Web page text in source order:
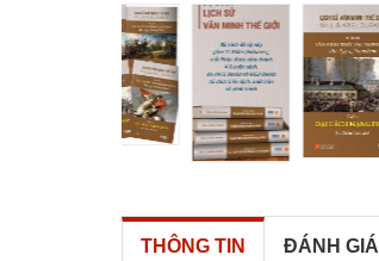
THÔNG TIN ĐÁNH GIÁ